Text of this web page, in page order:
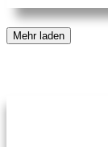
Mehr laden